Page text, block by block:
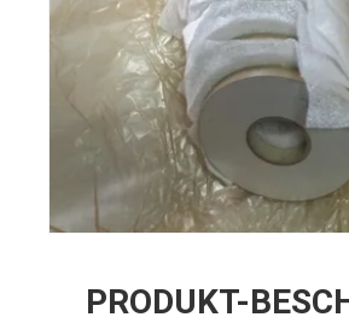
PRODUKT-